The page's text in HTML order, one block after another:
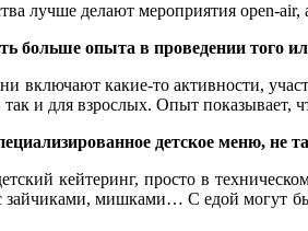
лучше делают мероприятия open-
больше опыта в проведении того
включают какие-то активности,
так и для взрослых. Опыт показывает,
детское меню, не
кейтеринг, просто в
зайчиками, мишками… С едой могут